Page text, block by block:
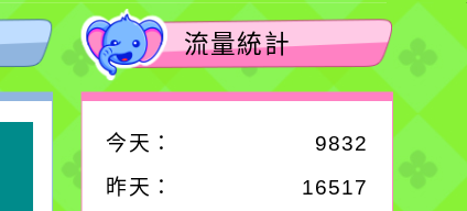
作者：網路小語
生活是一面鏡子。你對
流量統計
今天： 9832
昨天： 16517